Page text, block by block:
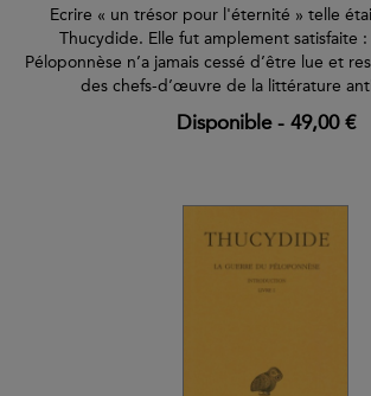
Ecrire « un trésor pour l'éternité » telle
Thucydide. Elle fut amplement satisfaite
Péloponnèse n’a jamais cessé d’être lue et
des chefs-d’œuvre de la littérature
Disponible- 49,00 €